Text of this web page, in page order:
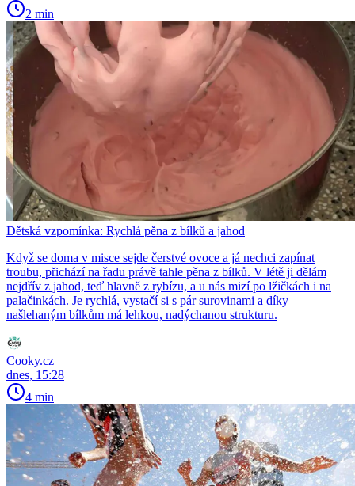
2 min
Dětská vzpomínka: Rychlá pěna z bílků a jahod
Když se doma v misce sejde čerstvé ovoce a já nechci zapínat
troubu, přichází na řadu právě tahle pěna z bílků. V létě ji dělám
nejdřív z jahod, teď hlavně z rybízu, a u nás mizí po lžičkách i na
palačinkách. Je rychlá, vystačí si s pár surovinami a díky
našlehaným bílkům má lehkou, nadýchanou strukturu.
Cooky.cz
dnes, 15:28
4 min